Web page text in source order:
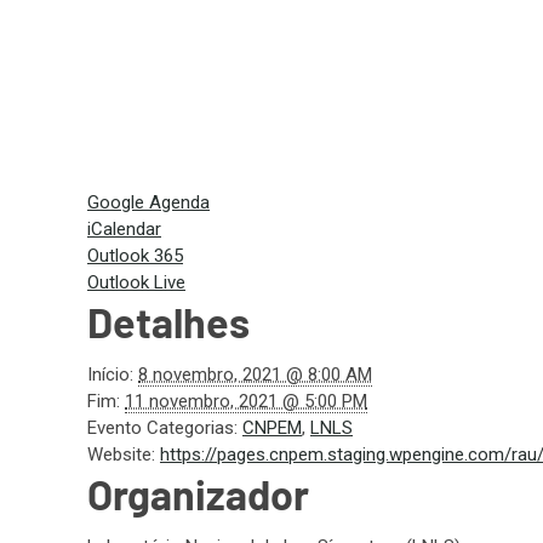
Google Agenda
iCalendar
Outlook 365
Outlook Live
Detalhes
Início: 8 novembro, 2021 @ 8:00 AM
Fim: 11 novembro, 2021 @ 5:00 PM
Evento Categorias: CNPEM, LNLS
Website: https://pages.cnpem.staging.wpengine.com/rau/
Organizador